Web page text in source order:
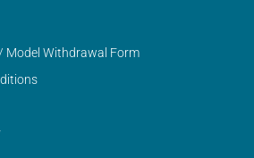
Model Withdrawal Form